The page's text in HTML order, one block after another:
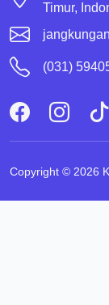
Timur,
(031)
Copyright © 2026